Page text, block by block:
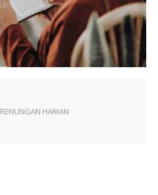
RENUNGAN HARIAN